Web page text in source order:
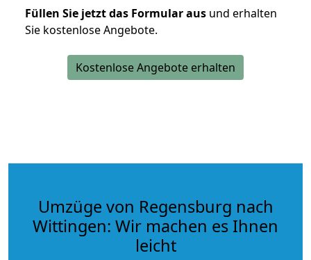
Füllen Sie jetzt das Formular aus und erhalten
Sie kostenlose Angebote.
Kostenlose Angebote erhalten
Umzüge von Regensburg nach
Wittingen: Wir machen es Ihnen
leicht